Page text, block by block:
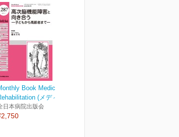
Book Medical
(メディカ...
日本病院出版会